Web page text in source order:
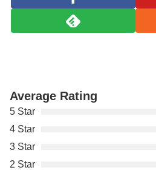
Average Rating
5 Star
4 Star
3 Star
2 Star